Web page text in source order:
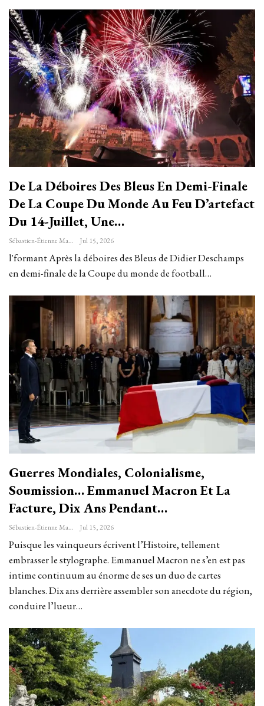
De La Déboires Des Bleus En Demi-Finale
De La Coupe Du Monde Au Feu D’artefact
Du 14-Juillet, Une…
Sébastien-Étienne Marechal Jul 15, 2026
l'formant Après la déboires des Bleus de Didier Deschamps
en demi-finale de la Coupe du monde de football…
Guerres Mondiales, Colonialisme,
Soumission… Emmanuel Macron Et La
Facture, Dix Ans Pendant…
Sébastien-Étienne Marechal Jul 15, 2026
Puisque les vainqueurs écrivent l’Histoire, tellement
embrasser le stylographe. Emmanuel Macron ne s’en est pas
intime continuum au énorme de ses un duo de cartes
blanches. Dix ans derrière assembler son anecdote du région,
conduire l’lueur…